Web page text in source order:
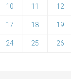
10 11 12
17 18 19
24 25 26